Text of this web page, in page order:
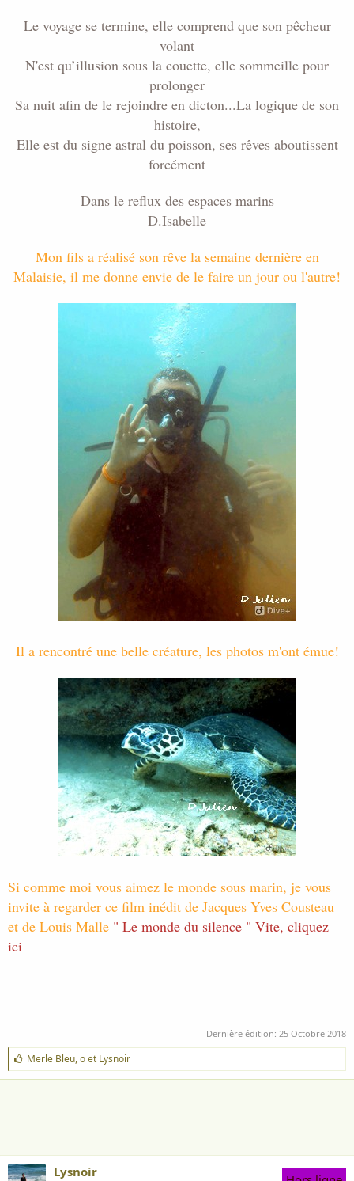
Le voyage se termine, elle comprend que son pêcheur
volant
N'est qu’illusion sous la couette, elle sommeille pour
prolonger
Sa nuit afin de le rejoindre en dicton...La logique de son
histoire,
Elle est du signe astral du poisson, ses rêves aboutissent
forcément
Dans le reflux des espaces marins
D.Isabelle
Mon fils a réalisé son rêve la semaine dernière en
Malaisie, il me donne envie de le faire un jour ou l'autre!
Il a rencontré une belle créature, les photos m'ont émue!
Si comme moi vous aimez le monde sous marin, je vous
invite à regarder ce film inédit de Jacques Yves Cousteau
et de Louis Malle " Le monde du silence " Vite, cliquez
ici
Dernière édition: 25 Octobre 2018
J
'
a
Merle Bleu,oet Lysnoir
Lysnoir